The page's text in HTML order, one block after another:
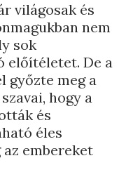
világosak és
nem
sok
előítéletet. De a
győzte meg a
hogy a
és
éles
embereket